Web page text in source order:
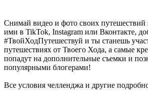
Снимай видео и фото своих путешествий
ими в TikTok, Instagram или Вконтакте,
#ТвойХодПутешествуй и ты станешь
путешествиях от Твоего Хода, а самые
попадут на дополнительные съемки и
популярными блогерами!
Все условия челленджа и другие